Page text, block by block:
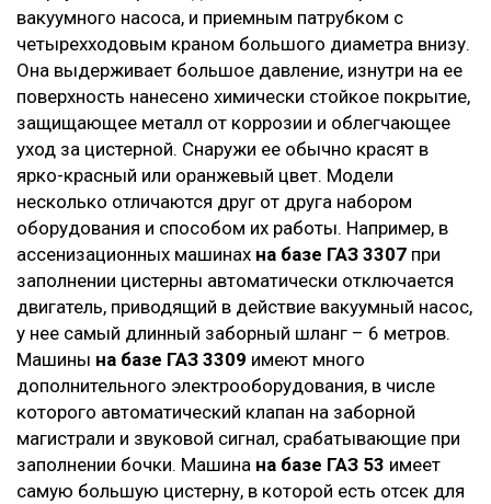
вакуумного насоса, и приемным патрубком с
четырехходовым краном большого диаметра внизу.
Она выдерживает большое давление, изнутри на ее
поверхность нанесено химически стойкое покрытие,
защищающее металл от коррозии и облегчающее
уход за цистерной. Снаружи ее обычно красят в
ярко-красный или оранжевый цвет. Модели
несколько отличаются друг от друга набором
оборудования и способом их работы. Например, в
ассенизационных машинах на базе ГАЗ 3307 при
заполнении цистерны автоматически отключается
двигатель, приводящий в действие вакуумный насос,
у нее самый длинный заборный шланг – 6 метров.
Машины на базе ГАЗ 3309 имеют много
дополнительного электрооборудования, в числе
которого автоматический клапан на заборной
магистрали и звуковой сигнал, срабатывающие при
заполнении бочки. Машина на базе ГАЗ 53 имеет
самую большую цистерну, в которой есть отсек для